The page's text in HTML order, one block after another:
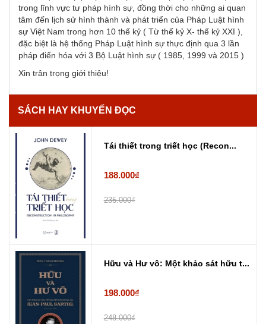
trong lĩnh vực tư pháp hình sự, đồng thời cho những ai quan
tâm đến lịch sử hình thành và phát triển của Pháp Luật hình
sự Việt Nam trong hơn 10 thế kỷ ( Từ thế kỷ X- thế kỷ XXI ),
đặc biệt là hệ thống Pháp Luật hình sự thực định qua 3 lần
pháp điển hóa với 3 Bộ Luật hình sự ( 1985, 1999 và 2015 )
Xin trân trọng giới thiệu!
SÁCH HAY KHUYẾN ĐỌC
Tái thiết trong triết học (Recon...
188.000₫
235.000₫
Hữu và Hư vô: Một khảo sát hữu t...
198.000₫
248.000₫